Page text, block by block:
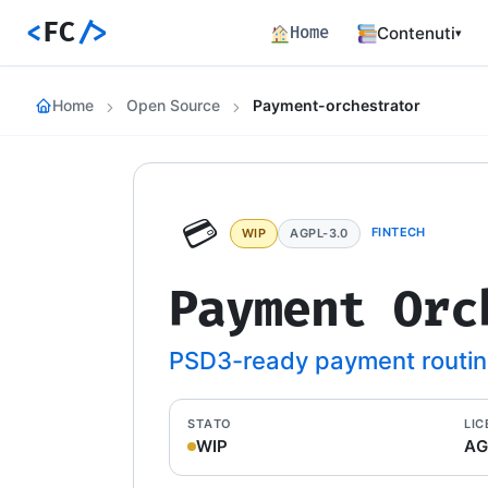
<FC/> Home Contenuti▾
Architettura
Hub dei
772 articoli
Percorsi
Learning
Event
Risorse
Home Open Source Payment-orchestrator
💳 WIP AGPL-3.0 FINTECH
Payment
PSD3-ready payment
STATO
WIP